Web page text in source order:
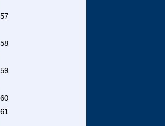
57
58
59
60
61